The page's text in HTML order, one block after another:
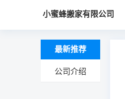
小蜜蜂搬家有限公司
最新推荐
公司介绍